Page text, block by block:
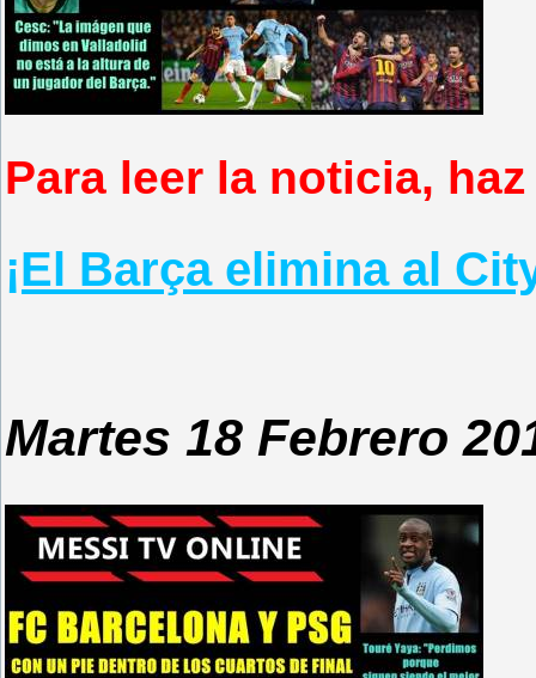
Para leer la noticia,
¡El Barça elimina al
Martes 18 Febrero